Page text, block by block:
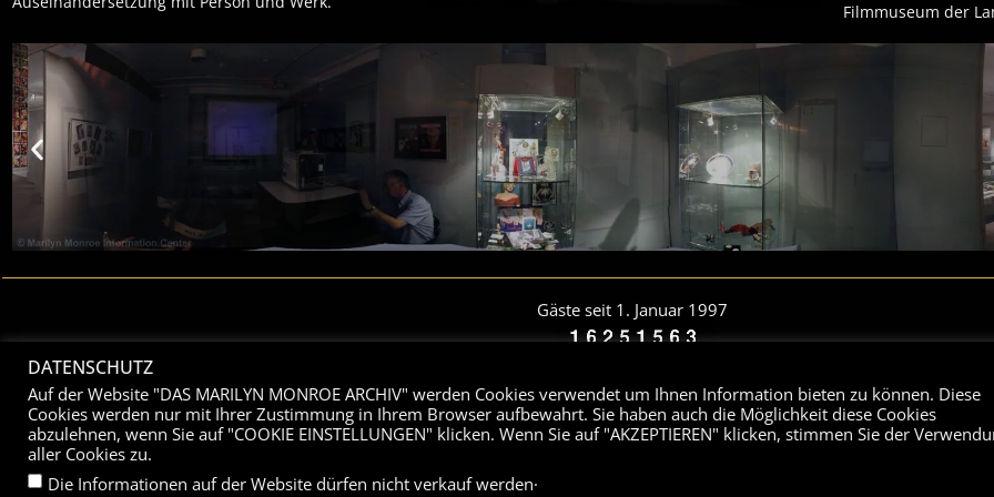
Filmmuseum der
Gäste seit 1. Januar 1997
Total views : 210232910
Das Marilyn Monroe Archiv ist eine internationale Sammlung in Wort, Bild, Film und Ton. Die Sammlung wird durch originale Exponate ergänzt. Das
Bücher, Ausstellungen, Veranstaltungen, Fernseh- und Rundfunkprojekte. Die Fachberatung und Recherche ist möglich. Das Marilyn Monroe Archiv
und ist seit 1997 im Internet vertreten. Seine einzigartige Sammlung über Marilyn Monroe informiert ausführlich über Leben und Tod der
Copyright © 2026 nach § 44b UrhG - Peter Schnug
DATENSCHUTZ
Auf der Website "DAS MARILYN MONROE ARCHIV" werden Cookies verwendet um Ihnen Information bieten zu können. Diese
Cookies werden nur mit Ihrer Zustimmung in Ihrem Browser aufbewahrt. Sie haben auch die Möglichkeit diese Cookies
abzulehnen, wenn Sie auf "COOKIE EINSTELLUNGEN" klicken. Wenn Sie auf "AKZEPTIEREN" klicken, stimmen Sie der
aller Cookies zu.
Die Informationen auf der Website dürfen nicht verkauf werden.